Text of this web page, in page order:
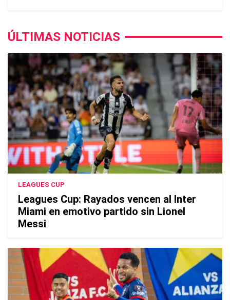
ÚLTIMAS NOTICIAS
LEAGUES CUP
Leagues Cup: Rayados vencen al Inter
Miami en emotivo partido sin Lionel
Messi